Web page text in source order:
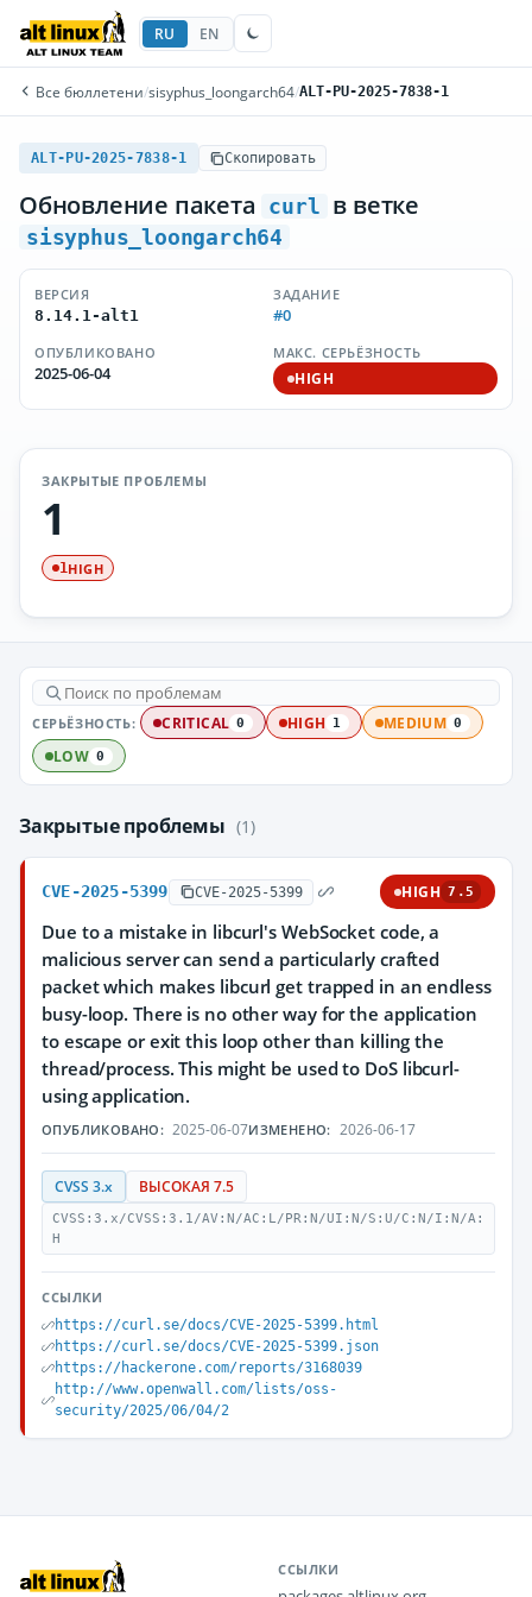
RU EN
Все бюллетени/sisyphus_loongarch64/ALT-PU-2025-7838-1
ALT-PU-2025-7838-1 Скопировать
Обновление пакета curl в ветке
sisyphus_loongarch64
ВЕРСИЯ
8.14.1-alt1
ЗАДАНИЕ
#0
ОПУБЛИКОВАНО
2025-06-04
МАКС. СЕРЬЁЗНОСТЬ
HIGH
ЗАКРЫТЫЕ ПРОБЛЕМЫ
1
1HIGH
СЕРЬЁЗНОСТЬ: CRITICAL 0 HIGH 1 MEDIUM 0
LOW 0
Закрытые проблемы (1)
CVE-2025-5399 CVE-2025-5399 HIGH 7.5
Due to a mistake in libcurl's WebSocket code, a
malicious server can send a particularly crafted
packet which makes libcurl get trapped in an endless
busy-loop. There is no other way for the application
to escape or exit this loop other than killing the
thread/process. This might be used to DoS libcurl-
using application.
ОПУБЛИКОВАНО: 2025-06-07ИЗМЕНЕНО: 2026-06-17
CVSS 3.x ВЫСОКАЯ 7.5
CVSS:3.x/CVSS:3.1/AV:N/AC:L/PR:N/UI:N/S:U/C:N/I:N/A:
H
ССЫЛКИ
https://curl.se/docs/CVE-2025-5399.html
https://curl.se/docs/CVE-2025-5399.json
https://hackerone.com/reports/3168039
http://www.openwall.com/lists/oss-
security/2025/06/04/2
ССЫЛКИ